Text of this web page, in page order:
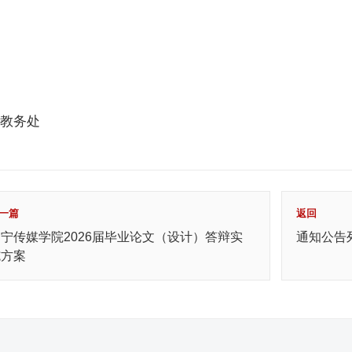
教务处
篇
传媒学院2026届毕业论文（设计）答辩实
案
返回
通知公告